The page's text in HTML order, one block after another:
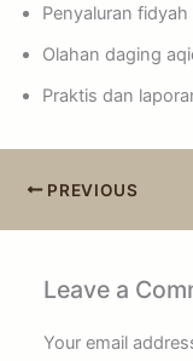
Penyaluran
Olahan daging
Praktis dan
PREVIOUS
Leave a
Your email